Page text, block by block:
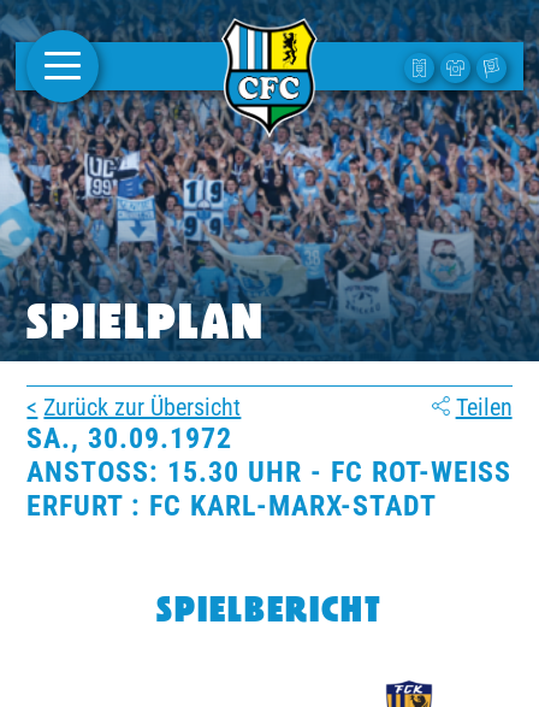
AKTUELLES
1. MANNSCHAFT
FRAUEN
CAMPUS
CLUB
CLUBMITGLIEDSCHAFT
BUSINESS
SÜDKURVE
SPIELPLAN
Zurück zur Übersicht Teilen
SA., 30.09.1972
ANSTOSS: 15.30 UHR - FC ROT-WEISS ER
FURT : FC KARL-MARX-STADT
SPIELBERICHT